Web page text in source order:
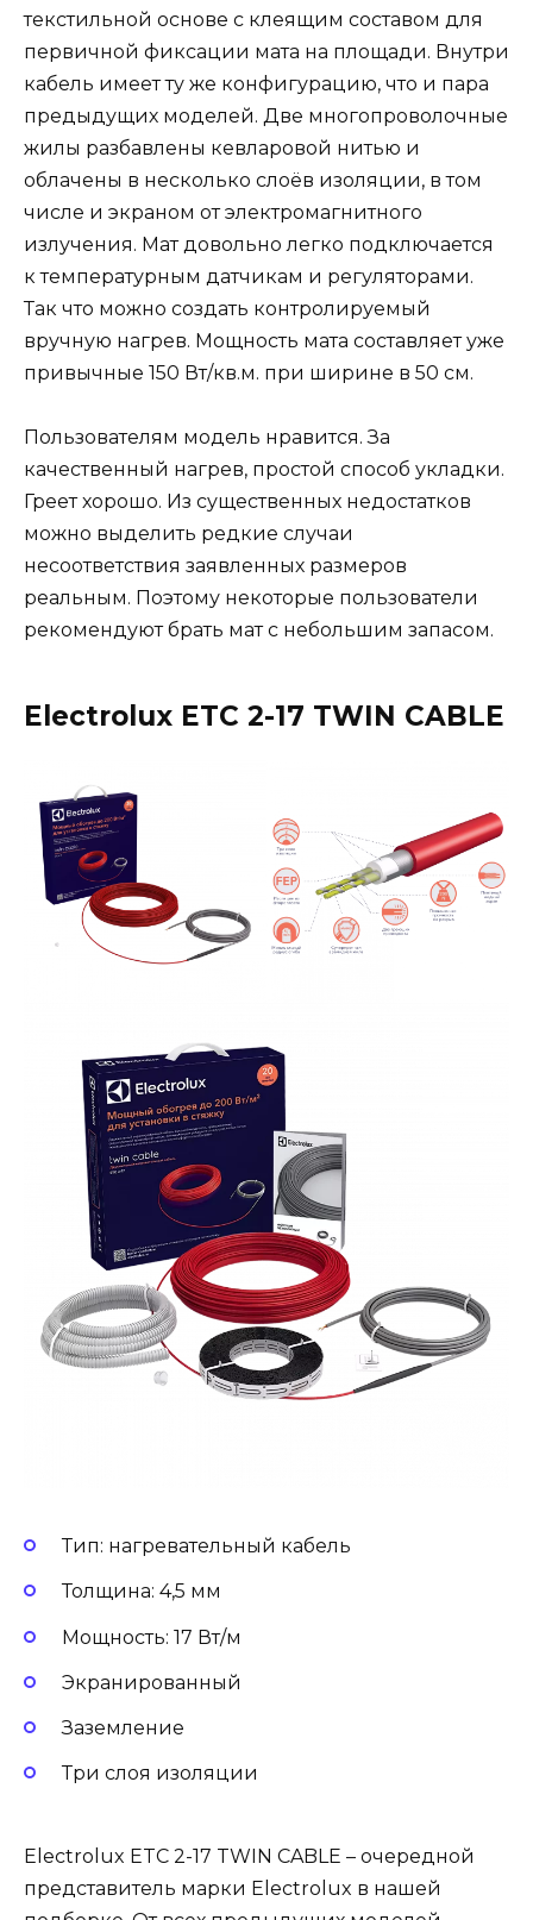
текстильной основе с клеящим составом для
первичной фиксации мата на площади. Внутри
кабель имеет ту же конфигурацию, что и пара
предыдущих моделей. Две многопроволочные
жилы разбавлены кевларовой нитью и
облачены в несколько слоёв изоляции, в том
числе и экраном от электромагнитного
излучения. Мат довольно легко подключается
к температурным датчикам и регуляторами.
Так что можно создать контролируемый
вручную нагрев. Мощность мата составляет уже
привычные 150 Вт/кв.м. при ширине в 50 см.
Пользователям модель нравится. За
качественный нагрев, простой способ укладки.
Греет хорошо. Из существенных недостатков
можно выделить редкие случаи
несоответствия заявленных размеров
реальным. Поэтому некоторые пользователи
рекомендуют брать мат с небольшим запасом.
Electrolux ETC 2-17 TWIN CABLE
Тип: нагревательный кабель
Толщина: 4,5 мм
Мощность: 17 Вт/м
Экранированный
Заземление
Три слоя изоляции
Electrolux ETC 2-17 TWIN CABLE – очередной
представитель марки Electrolux в нашей